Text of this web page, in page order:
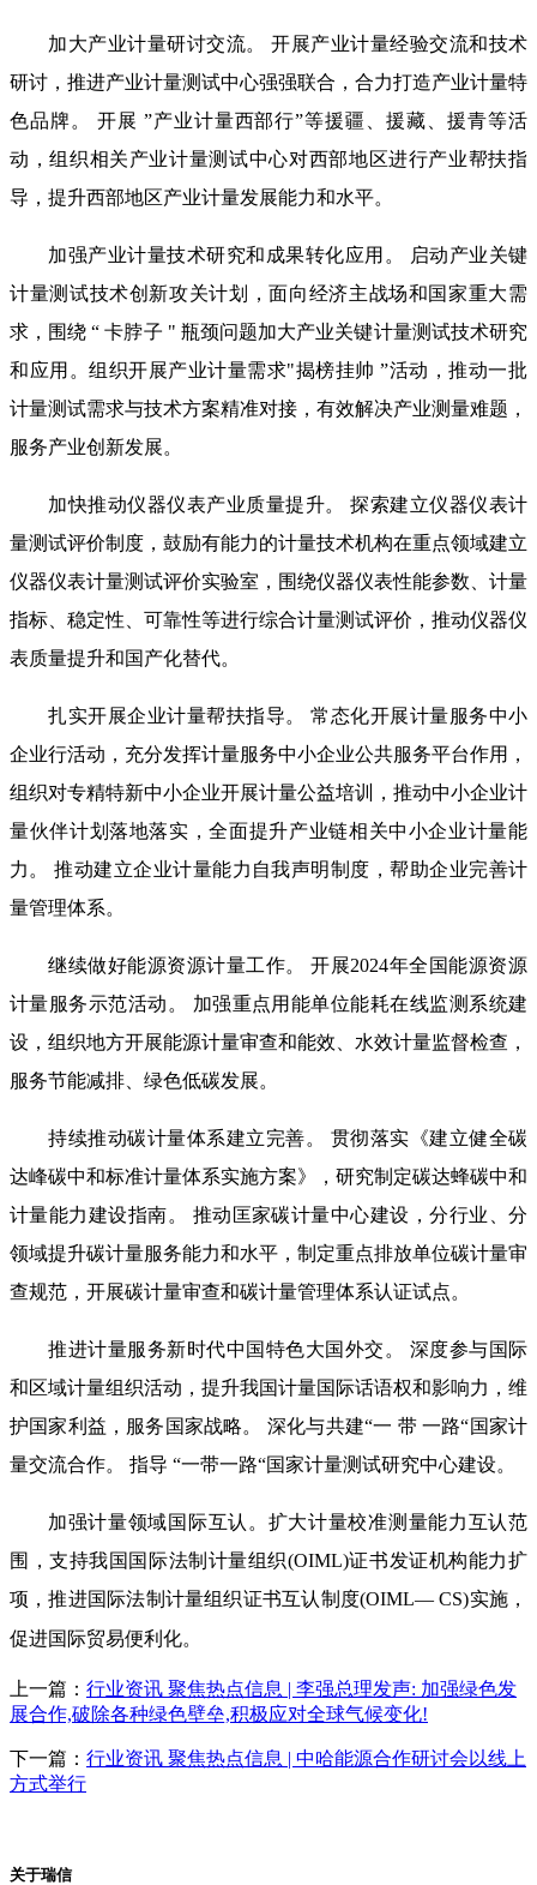
加大产业计量研讨交流。 开展产业计量经验交流和技术
研讨，推进产业计量测试中心强强联合，合力打造产业计量特
色品牌。 开展 ”产业计量西部行”等援疆、援藏、援青等活
动，组织相关产业计量测试中心对西部地区进行产业帮扶指
导，提升西部地区产业计量发展能力和水平。
加强产业计量技术研究和成果转化应用。 启动产业关键
计量测试技术创新攻关计划，面向经济主战场和国家重大需
求，围绕 “ 卡脖子 " 瓶颈问题加大产业关键计量测试技术研究
和应用。组织开展产业计量需求"揭榜挂帅 ”活动，推动一批
计量测试需求与技术方案精准对接，有效解决产业测量难题，
服务产业创新发展。
加快推动仪器仪表产业质量提升。 探索建立仪器仪表计
量测试评价制度，鼓励有能力的计量技术机构在重点领域建立
仪器仪表计量测试评价实验室，围绕仪器仪表性能参数、计量
指标、稳定性、可靠性等进行综合计量测试评价，推动仪器仪
表质量提升和国产化替代。
扎实开展企业计量帮扶指导。 常态化开展计量服务中小
企业行活动，充分发挥计量服务中小企业公共服务平台作用，
组织对专精特新中小企业开展计量公益培训，推动中小企业计
量伙伴计划落地落实，全面提升产业链相关中小企业计量能
力。 推动建立企业计量能力自我声明制度，帮助企业完善计
量管理体系。
继续做好能源资源计量工作。 开展2024年全国能源资源
计量服务示范活动。 加强重点用能单位能耗在线监测系统建
设，组织地方开展能源计量审查和能效、水效计量监督检查，
服务节能减排、绿色低碳发展。
持续推动碳计量体系建立完善。 贯彻落实《建立健全碳
达峰碳中和标准计量体系实施方案》，研究制定碳达蜂碳中和
计量能力建设指南。 推动匡家碳计量中心建设，分行业、分
领域提升碳计量服务能力和水平，制定重点排放单位碳计量审
查规范，开展碳计量审查和碳计量管理体系认证试点。
推进计量服务新时代中国特色大国外交。 深度参与国际
和区域计量组织活动，提升我国计量国际话语权和影响力，维
护国家利益，服务国家战略。 深化与共建“一 带 一路“国家计
量交流合作。 指导 “一带一路“国家计量测试研究中心建设。
加强计量领域国际互认。扩大计量校准测量能力互认范
围，支持我国国际法制计量组织(OIML)证书发证机构能力扩
项，推进国际法制计量组织证书互认制度(OIML— CS)实施，
促进国际贸易便利化。
上一篇： 行业资讯 聚焦热点信息 | 李强总理发声: 加强绿色发
展合作,破除各种绿色壁垒,积极应对全球气候变化!
下一篇： 行业资讯 聚焦热点信息 | 中哈能源合作研讨会以线上
方式举行
关于瑞信